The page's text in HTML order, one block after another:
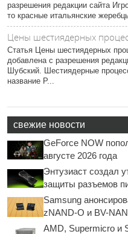
разрешения редакции сайта
то красные итальянские
Цены шестиядерных
Статья Цены шестиядерных
добавлена с разрешения
Шубский. Шестиядерные
название P...
свежие новости
GeForce NOW
августе 2026 года
Энтузиаст создал
защиты разъемов
Samsung
zNAND-O и BV-
AMD, Supermicro и